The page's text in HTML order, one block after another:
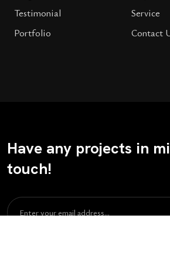
Testimonial
Service
Portfolio
Contact
Have any projects in
touch!